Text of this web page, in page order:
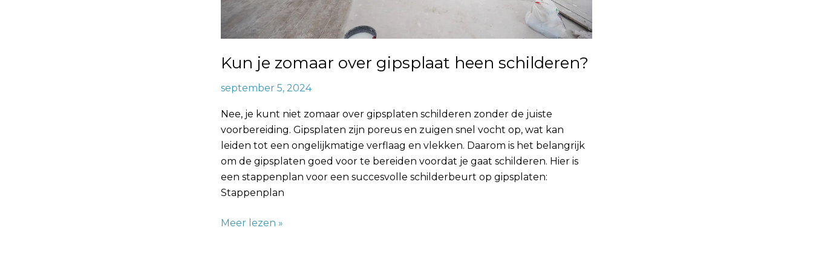
Kun je zomaar over gipsplaat heen schilderen?
september 5, 2024
Nee, je kunt niet zomaar over gipsplaten schilderen zonder de juiste
voorbereiding. Gipsplaten zijn poreus en zuigen snel vocht op, wat kan
leiden tot een ongelijkmatige verflaag en vlekken. Daarom is het belangrijk
om de gipsplaten goed voor te bereiden voordat je gaat schilderen. Hier is
een stappenplan voor een succesvolle schilderbeurt op gipsplaten:
Stappenplan
Meer lezen »